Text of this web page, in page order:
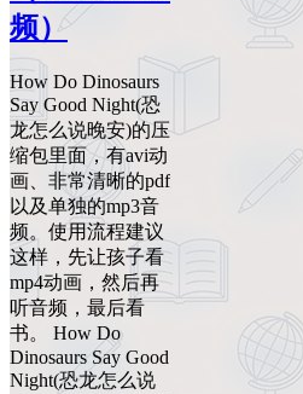
频）
How Do Dinosaurs
Say Good Night(恐
龙怎么说晚安)的压
缩包里面，有avi动
画、非常清晰的pdf
以及单独的mp3音
频。使用流程建议
这样，先让孩子看
mp4动画，然后再
听音频，最后看
书。 How Do
Dinosaurs Say Good
Night(恐龙怎么说